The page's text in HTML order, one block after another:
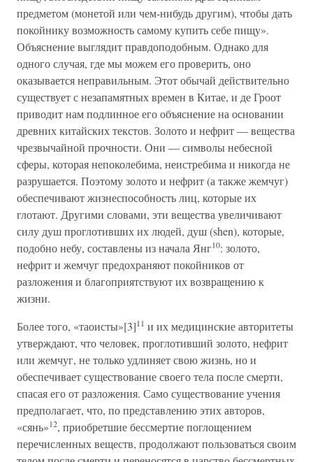
предметом (монетой или чем-нибудь другим), чтобы дать
покойнику возможность самому купить себе пищу».
Объяснение выглядит правдоподобным. Однако для
одного случая, где мы можем его проверить, оно
оказывается неправильным. Этот обычай действительно
существует с незапамятных времен в Китае, и де Гроот
приводит нам подлинное его объяснение на основании
древних китайских текстов. Золото и нефрит — вещества
чрезвычайной прочности. Они — символы небесной
сферы, которая непоколебима, неистребима и никогда не
разрушается. Поэтому золото и нефрит (а также жемчуг)
обеспечивают жизнеспособность лиц, которые их
глотают. Другими словами, эти вещества увеличивают
силу душ проглотивших их людей, душ (shen), которые,
подобно небу, составлены из начала Янг10: золото,
нефрит и жемчуг предохраняют покойников от
разложения и благоприятствуют их возвращению к
жизни.
Более того, «таоисты»[3]11 и их медицинские авторитеты
утверждают, что человек, проглотивший золото, нефрит
или жемчуг, не только удлиняет свою жизнь, но и
обеспечивает существование своего тела после смерти,
спасая его от разложения. Само существование учения
предполагает, что, по представлению этих авторов,
«сянь»12, приобретшие бессмертие поглощением
перечисленных веществ, продолжают пользоваться своим